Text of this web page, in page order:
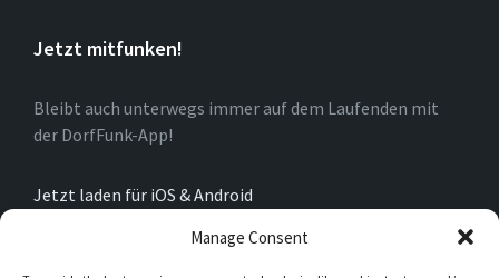
Manage Consent
Jetzt mitfunken!
Bleibt auch unterwegs immer auf dem Laufenden mit
der DorfFunk-App!
Jetzt laden für iOS & Android
Über Oberkirchen